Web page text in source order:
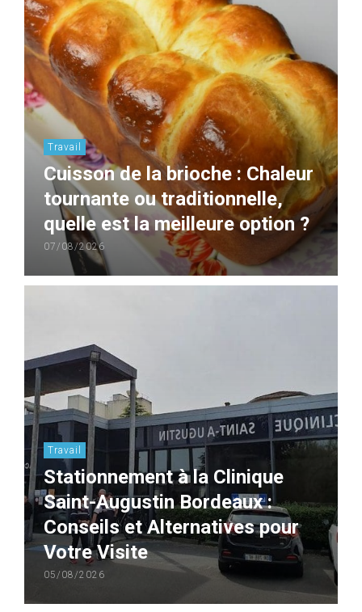
Travail
Cuisson de la brioche : Chaleur
tournante ou traditionnelle,
quelle est la meilleure option ?
07/08/2026
Travail
Stationnement à la Clinique
Saint-Augustin Bordeaux :
Conseils et Alternatives pour
Votre Visite
05/08/2026